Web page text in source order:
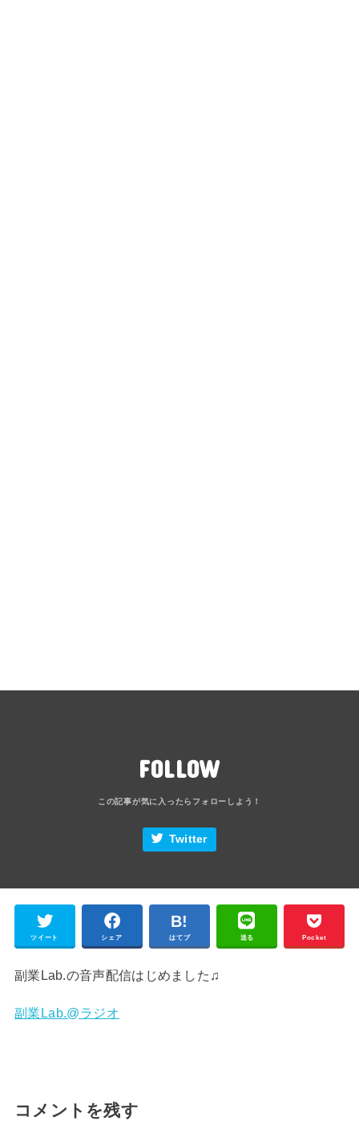
FOLLOW
Twitter
ツイート シェア はてブ 送る Pocket
副業Lab.の音声配信はじめました♫
副業Lab.@ラジオ
コメントを残す